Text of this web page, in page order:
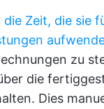
Zeit, die sie
zu
die
Dies